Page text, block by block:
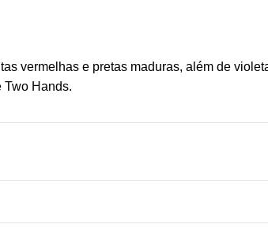
vermelhas e pretas maduras, além de
Two Hands.